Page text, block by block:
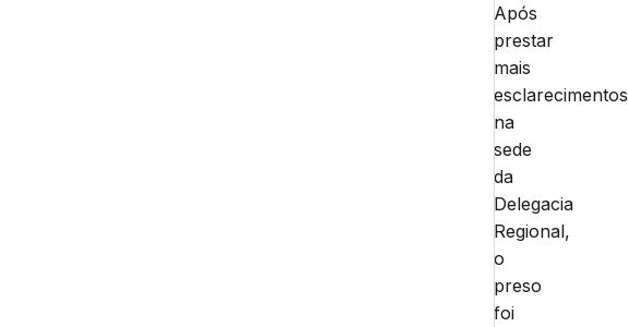
Após
prestar
mais
esclarecimentos
na
sede
da
Delegacia
Regional,
o
preso
foi